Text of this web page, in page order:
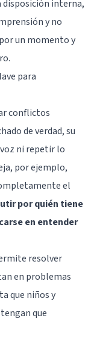
disposición interna,
y no
un momento y
para
conflictos
de verdad, su
ni repetir lo
por ejemplo,
el
por quién tiene
en entender
resolver
en problemas
que niños y
que